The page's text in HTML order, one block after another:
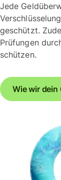
Jede
geschützt.
Prüfungen
schützen.
Wie wir dein